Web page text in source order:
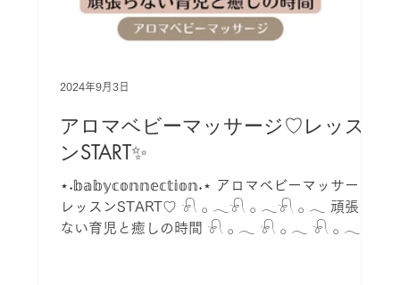
アロマベビーマッサージ♡レッス
ンSTART✨️
⋆˖𝕓𝕒𝕓𝕪𝕔𝕠𝕟𝕟𝕖𝕔𝕥𝕚𝕠𝕟˖⋆ アロマベビーマッサージ
レッスンSTART♡ 𓍯 𓂂 𓂃𓍯 𓂂 𓂃𓍯 𓂂 𓂃 頑張ら
ない育児と癒しの時間 𓍯 𓂂 𓂃 𓍯 𓂂 𓂃 𓍯 𓂂 𓂃 ア
2024年9月3日